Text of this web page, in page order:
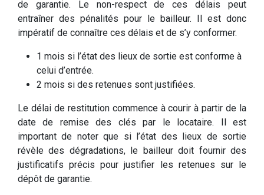
de garantie. Le non-respect de ces délais peut
entraîner des pénalités pour le bailleur. Il est donc
impératif de connaître ces délais et de s’y conformer.
1 mois si l’état des lieux de sortie est conforme à
celui d’entrée.
2 mois si des retenues sont justifiées.
Le délai de restitution commence à courir à partir de la
date de remise des clés par le locataire. Il est
important de noter que si l’état des lieux de sortie
révèle des dégradations, le bailleur doit fournir des
justificatifs précis pour justifier les retenues sur le
dépôt de garantie.